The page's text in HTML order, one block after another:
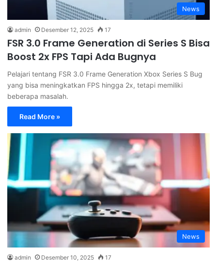
News
admin Desember 12, 2025 17
FSR 3.0 Frame Generation di Series S Bisa
Boost 2x FPS Tapi Ada Bugnya
Pelajari tentang FSR 3.0 Frame Generation Xbox Series S Bug
yang bisa meningkatkan FPS hingga 2x, tetapi memiliki
beberapa masalah.
Read More »
News
admin Desember 10, 2025 17